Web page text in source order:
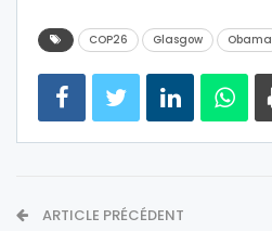
COP26 Glasgow Obama
ARTICLE PRÉCÉDENT